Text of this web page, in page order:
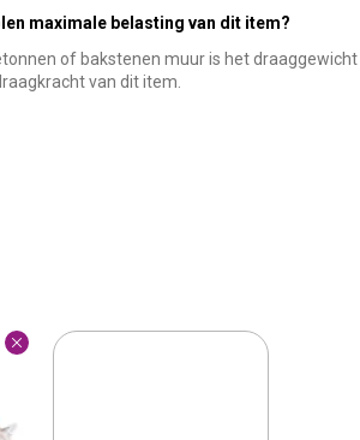
maximale belasting van dit item?
of bakstenen muur is het
van dit item.